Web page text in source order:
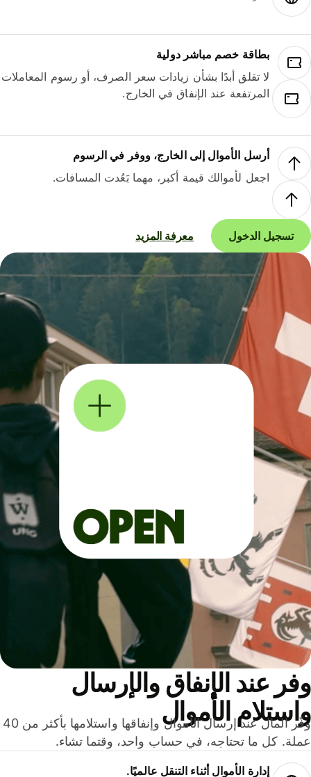
بطاقة خصم مباشر دولية
لا تقلق أبدًا بشأن زيادات سعر الصرف، أو رسوم المعاملات
المرتفعة عند الإنفاق في الخارج.
أرسل الأموال إلى الخارج، ووفر في الرسوم
اجعل لأموالك قيمة أكبر، مهما بَعُدت المسافات.
تسجيل الدخول معرفة المزيد
عند الإنفاق والإرسال
الأموال
وفّر المال عند إرسال الأموال وإنفاقها واستلامها بأكثر من 40
كل ما تحتاجه، في حساب واحد، وقتما تشاء.
إدارة الأموال أثناء التنقل عالميًا.